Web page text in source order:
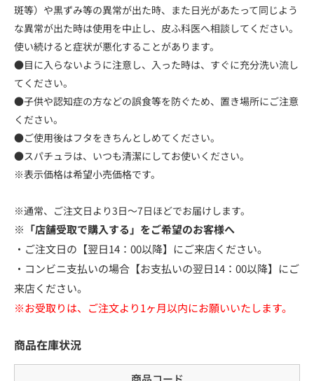
斑等）や黒ずみ等の異常が出た時、また日光があたって同じよう
な異常が出た時は使用を中止し、皮ふ科医へ相談してください。
使い続けると症状が悪化することがあります。
●目に入らないように注意し、入った時は、すぐに充分洗い流し
てください。
●子供や認知症の方などの誤食等を防ぐため、置き場所にご注意
ください。
●ご使用後はフタをきちんとしめてください。
●スパチュラは、いつも清潔にしてお使いください。
※表示価格は希望小売価格です。
※通常、ご注文日より3日～7日ほどでお届けします。
※「店舗受取で購入する」をご希望のお客様へ
・ご注文日の【翌日14：00以降】にご来店ください。
・コンビニ支払いの場合【お支払いの翌日14：00以降】にご
来店ください。
※お受取りは、ご注文より1ヶ月以内にお願いいたします。
商品在庫状況